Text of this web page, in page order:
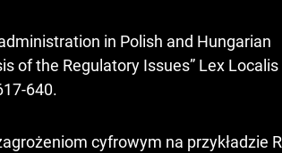
in Polish and Hungarian
of the Regulatory Issues” Lex
640.
cyfrowym na przykładzie